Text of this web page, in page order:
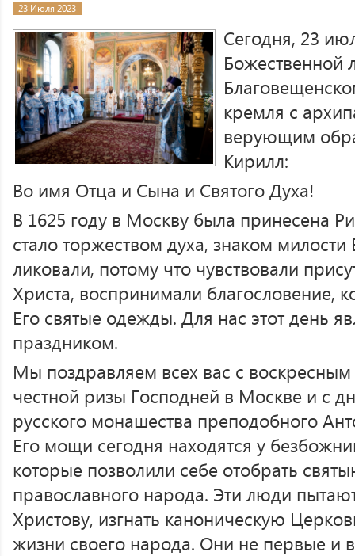
23 Июля 2023
Сегодня, 23
Божественной
кремля с
верующим
Кирилл:
Во имя Отца и Сына и Святого Духа!
В 1625 году в Москву была принесена
стало торжеством духа, знаком
ликовали, потому что чувствовали
Христа, воспринимали благословение,
Его святые одежды. Для нас этот день
праздником.
Мы поздравляем всех вас с
честной ризы Господней в Москве и с
русского монашества преподобного
Его мощи сегодня находятся у
которые позволили себе отобрать
православного народа. Эти люди
Христову, изгнать каноническую
жизни своего народа. Они не первые и